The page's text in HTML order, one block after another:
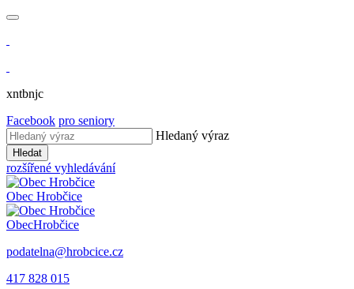
xntbnjc
Facebook pro seniory
Hledaný výraz
Hledat
rozšířené vyhledávání
Obec Hrobčice
ObecHrobčice
podatelna@hrobcice.cz
417 828 015